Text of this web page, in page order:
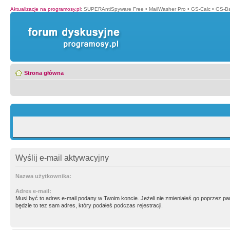
Aktualizacje na programosy.pl: SUPERAntiSpyware Free • MailWasher Pro • GS-Calc • GS-
Strona główna
Wyślij e-mail aktywacyjny
Nazwa użytkownika:
Adres e-mail:
Musi być to adres e-mail podany w Twoim koncie. Jeżeli nie zmieniałeś go poprzez
będzie to tez sam adres, który podałeś podczas rejestracji.